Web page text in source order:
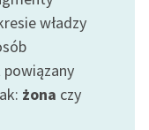
władzy
żona czy